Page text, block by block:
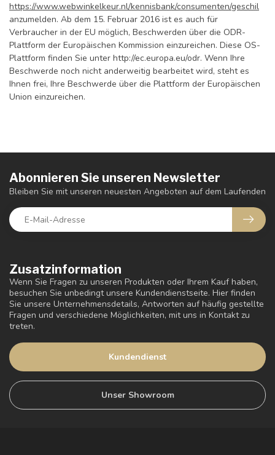
https://www.webwinkelkeur.nl/kennisbank/consumenten/geschil
anzumelden. Ab dem 15. Februar 2016 ist es auch für
Verbraucher in der EU möglich, Beschwerden über die ODR-
Plattform der Europäischen Kommission einzureichen. Diese OS-
Plattform finden Sie unter http://ec.europa.eu/odr. Wenn Ihre
Beschwerde noch nicht anderweitig bearbeitet wird, steht es
Ihnen frei, Ihre Beschwerde über die Plattform der Europäischen
Union einzureichen.
Zusatzinformation
Wenn Sie Fragen zu unseren Produkten oder Ihrem Kauf haben,
besuchen Sie unbedingt unsere Kundendienstseite. Hier finden
Sie unsere Unternehmensdetails, Antworten auf häufig gestellte
Fragen und verschiedene Möglichkeiten, mit uns in Kontakt zu
treten.
Kundendienst
Unser Showroom
Abonnieren Sie unseren Newsletter
Bleiben Sie mit unseren neuesten Angeboten auf dem Laufenden